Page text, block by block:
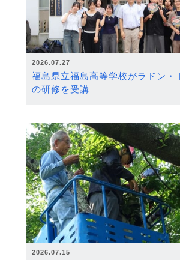
2026.07.27
福島県立福島高等学校がラドン・
の研修を受講
2026.07.15